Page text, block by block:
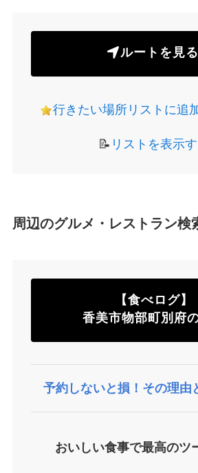
ルートを見る
行きたい場所リストに追
📝 リストを表示
周辺のグルメ・レストラン検
【食べログ】
香美市物部町別府
予約しないと損！その理
おいしい食事で最高のツ